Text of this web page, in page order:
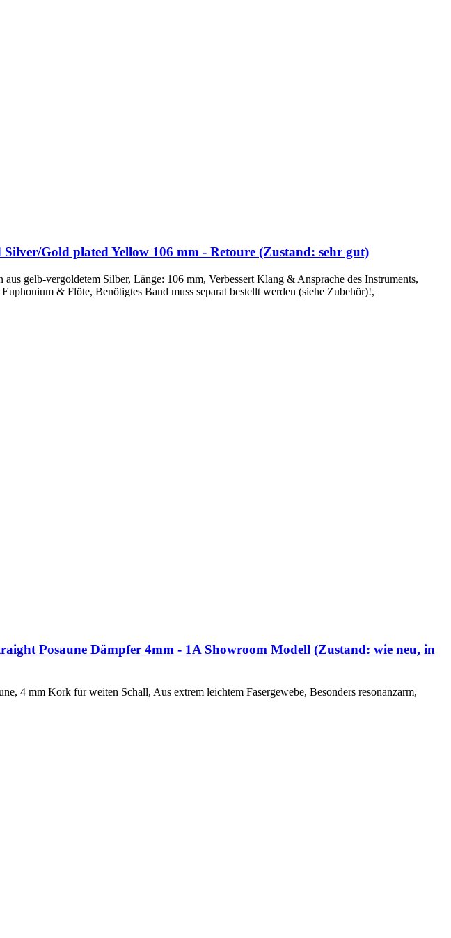
Silver/Gold plated Yellow 106 mm - Retoure (Zustand: sehr gut)
aus gelb-vergoldetem Silber, Länge: 106 mm, Verbessert Klang & Ansprache des Instruments,
Euphonium & Flöte, Benötigtes Band muss separat bestellt werden (siehe Zubehör)!,
Posaune Dämpfer 4mm - 1A Showroom Modell (Zustand: wie neu, in
4 mm Kork für weiten Schall, Aus extrem leichtem Fasergewebe, Besonders resonanzarm,